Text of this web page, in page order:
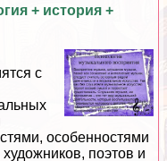
+ история +
с
особенностями
поэтов и